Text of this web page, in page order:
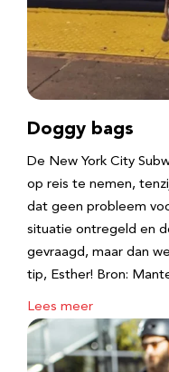
Doggy bags
De New York City
op reis te nemen,
dat geen probleem
situatie ontregeld en
gevraagd, maar dan
tip, Esther! Bron:
Lees meer